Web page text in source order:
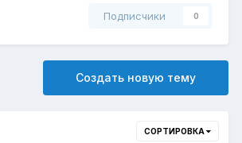
Подписчики 0
Создать новую тему
СОРТИРОВКА